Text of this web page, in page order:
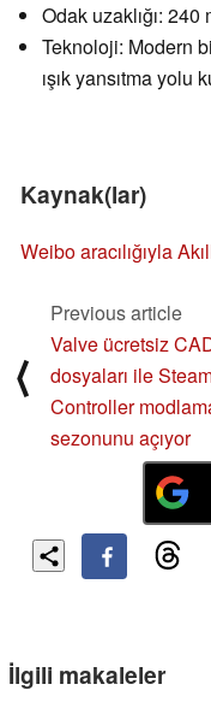
Odak uzaklığı: 240
Teknoloji: Modern
ışık yansıtma yolu
Kaynak(lar)
Weibo aracılığıyla
⟨
Previous article
Valve ücretsiz
dosyaları ile
Controller
sezonunu açıyor
İlgili makaleler